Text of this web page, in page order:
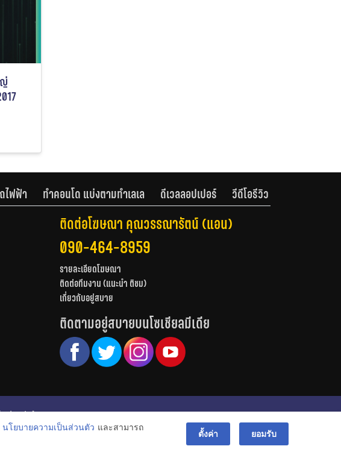
ไฟฟ้า ทำคอนโด แบ่งตามทำเลเล ดีเวลลอปเปอร์ วีดีโอรีวิว
ติดต่อโฆษณา คุณวรรณารัตน์ (แอน)
090-464-8959
รายละเอียดโฆษณา
ติดต่อทีมงาน (แนะนำ ติชม)
เกี่ยวกับอยู่สบาย
ติดตามอยู่สบายบนโซเชียลมีเดีย
เดียแต่งบ้าน
© สงวนลิขสิทธิ์ 2556-2564
นโยบายความเป็นส่วนตัว และสามารถ
ตั้งค่า ยอมรับ